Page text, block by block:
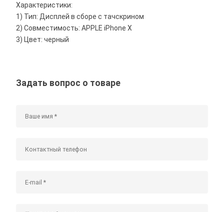
Характеристики:
1) Тип: Дисплей в сборе с тачскрином
2) Совместимость: APPLE iPhone X
3) Цвет: черный
Задать вопрос о товаре